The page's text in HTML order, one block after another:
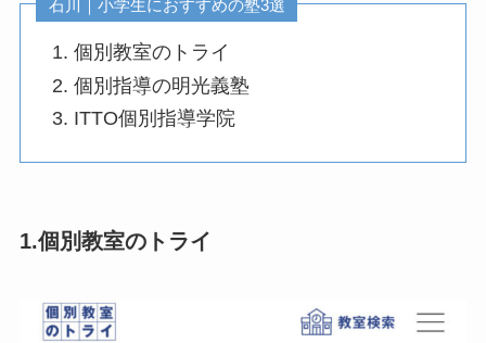
石川｜小学生におすすめの塾3選
個別教室のトライ
個別指導の明光義塾
ITTO個別指導学院
1.個別教室のトライ